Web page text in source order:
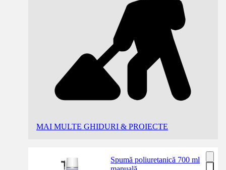
MAI MULTE GHIDURI & PROIECTE
Spumă poliuretanică 700 ml